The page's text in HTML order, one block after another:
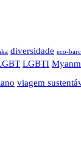
diversidade eco-
LGBTI
viagem